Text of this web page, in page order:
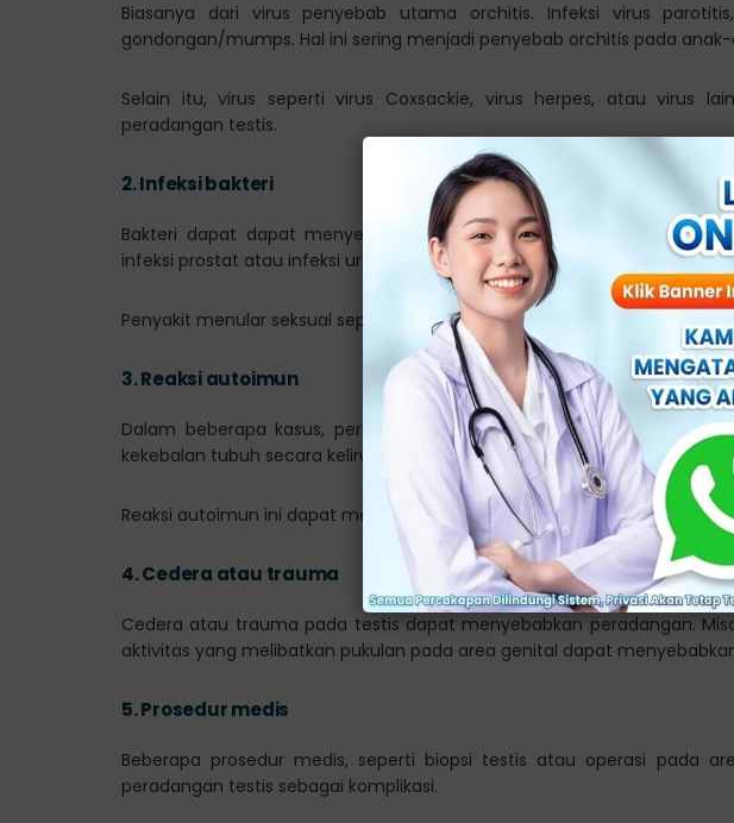
Biasanya dari virus penyebab utama orchitis. Infeksi virus
gondongan/mumps. Hal ini sering menjadi penyebab orchitis pada
Selain itu, virus seperti virus Coxsackie, virus herpes, atau virus
peradangan testis.
2.Infeksi bakteri
Bakteri dapat dapat menyebabkan orchitis, meskipun ini jarang
infeksi prostat atau infeksi uretra, dapat menyebar ke testis dan
Penyakit menular seksual seperti gonore atau klamidia juga dapat
3.Reaksi autoimun
Dalam beberapa kasus, peradangan testis dapat di sebabkan oleh
kekebalan tubuh secara keliru menyerang jaringan testis sendiri.
Reaksi autoimun ini dapat menyebabkan peradangan dan kerusakan
4.Cedera atau trauma
Cedera atau trauma pada testis dapat menyebabkan peradangan.
aktivitas yang melibatkan pukulan pada area genital dapat
5.Prosedur medis
Beberapa prosedur medis, seperti biopsi testis atau operasi pada
peradangan testis sebagai komplikasi.